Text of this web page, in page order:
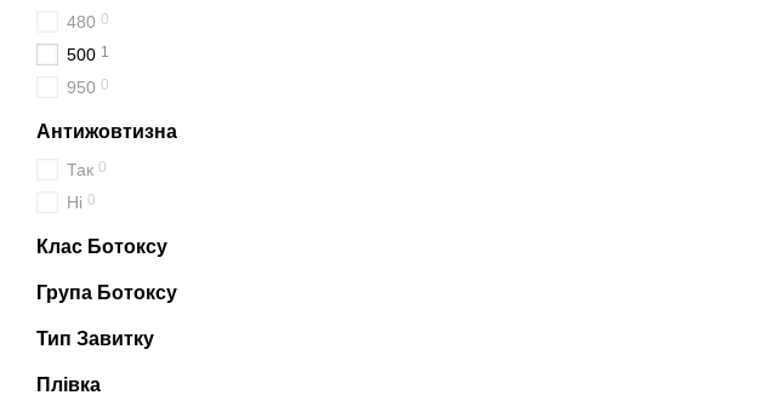
480 0
500 1
950 0
Антижовтизна
Так 0
Ні 0
Клас Ботоксу
Група Ботоксу
Тип Завитку
Плівка